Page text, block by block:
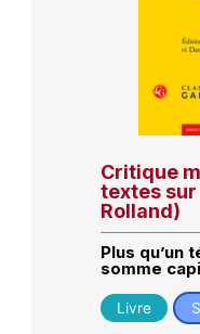
Critique
textes sur
Rolland)
Plus qu’un
somme
Livre